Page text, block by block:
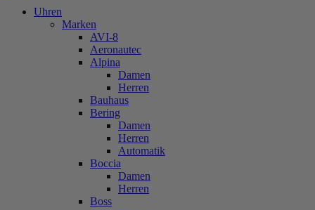
Uhren
Marken
AVI-8
Aeronautec
Alpina
Damen
Herren
Bauhaus
Bering
Damen
Herren
Automatik
Boccia
Damen
Herren
Boss